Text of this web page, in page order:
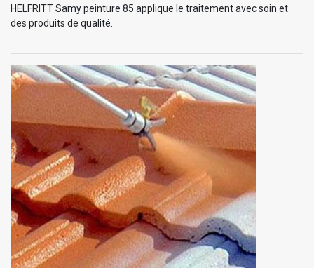
HELFRITT Samy peinture 85 applique le traitement avec soin et
des produits de qualité.